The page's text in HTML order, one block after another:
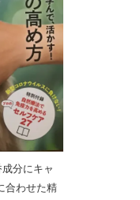
分にキャ
合わせた精